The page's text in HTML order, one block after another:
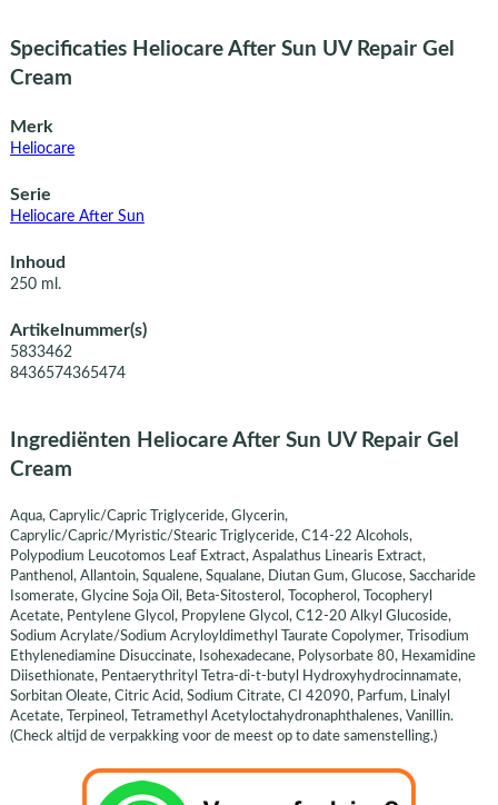
Specificaties Heliocare After Sun UV Repair Gel
Cream
Merk
Heliocare
Serie
Heliocare After Sun
Inhoud
250 ml.
Artikelnummer(s)
5833462
8436574365474
Ingrediënten Heliocare After Sun UV Repair Gel
Cream
Aqua, Caprylic/Capric Triglyceride, Glycerin,
Caprylic/Capric/Myristic/Stearic Triglyceride, C14-22 Alcohols,
Polypodium Leucotomos Leaf Extract, Aspalathus Linearis Extract,
Panthenol, Allantoin, Squalene, Squalane, Diutan Gum, Glucose, Saccharide
Isomerate, Glycine Soja Oil, Beta-Sitosterol, Tocopherol, Tocopheryl
Acetate, Pentylene Glycol, Propylene Glycol, C12-20 Alkyl Glucoside,
Sodium Acrylate/Sodium Acryloyldimethyl Taurate Copolymer, Trisodium
Ethylenediamine Disuccinate, Isohexadecane, Polysorbate 80, Hexamidine
Diisethionate, Pentaerythrityl Tetra-di-t-butyl Hydroxyhydrocinnamate,
Sorbitan Oleate, Citric Acid, Sodium Citrate, CI 42090, Parfum, Linalyl
Acetate, Terpineol, Tetramethyl Acetyloctahydronaphthalenes, Vanillin.
(Check altijd de verpakking voor de meest op to date samenstelling.)